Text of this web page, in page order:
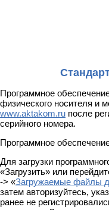
Программное
физического носителя и
www.aktakom.ru после
серийного номера.
Программное
Для загрузки
«Загрузить» или
-> «Загружаемые файлы
затем авторизуйтесь,
ранее не